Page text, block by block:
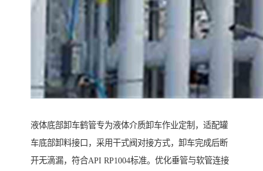
液体底部卸车鹤管专为液体介质卸车作业定制，适配罐
车底部卸料接口，采用干式阀对接方式，卸车完成后断
开无滴漏，符合API RP1004标准。优化垂管与软管连接